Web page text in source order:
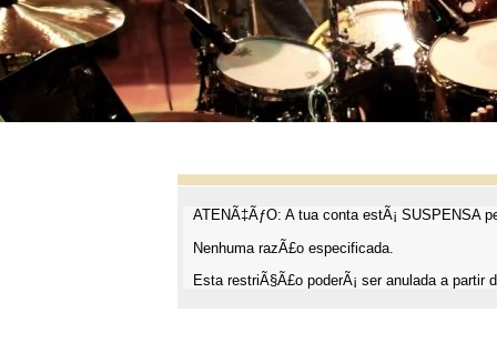
ATENÃ‡ÃƒO: A tua conta estÃ¡ SUSPENSA
Nenhuma razÃ£o especificada.
Esta restriÃ§Ã£o poderÃ¡ ser anulada a partir